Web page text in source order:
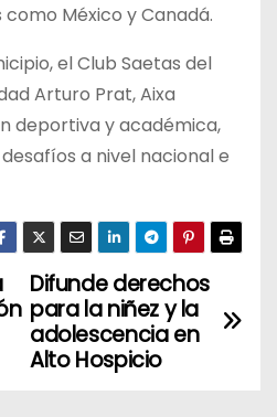
México y Canadá.
el Club Saetas del
Arturo Prat, Aixa
deportiva y académica,
a nivel nacional e
Difunde derechos
para la niñez y la
adolescencia en
Alto Hospicio